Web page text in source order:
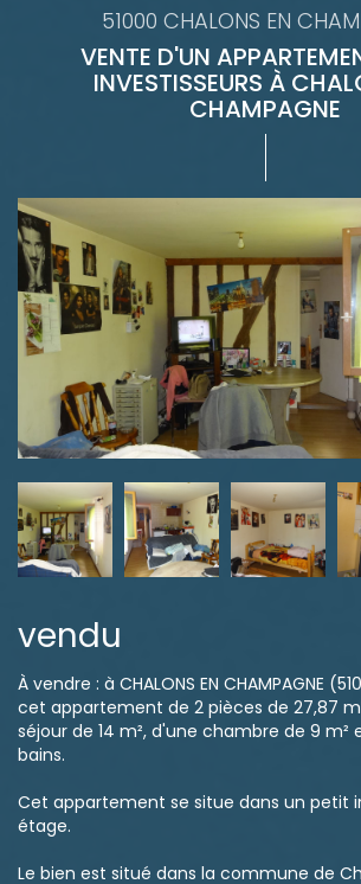
51000 CHALONS EN
VENTE D'UN
INVESTISSEURS À
CHAMPAGNE
vendu
À vendre : à CHALONS EN CHAMPAGNE
cet appartement de 2 pièces de 27,87
séjour de 14 m², d'une chambre de 9 m²
bains.
Cet appartement se situe dans un petit
étage.
Le bien est situé dans la commune de